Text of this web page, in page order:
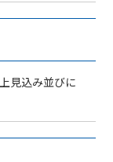
見込み並びに